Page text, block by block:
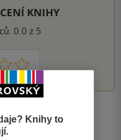
KNIHY
0.0 z 5
20
Knihy to